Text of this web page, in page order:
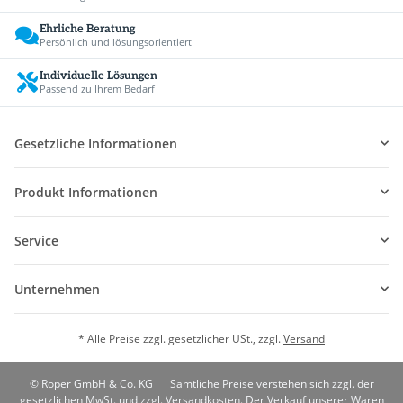
Ehrliche Beratung
Persönlich und lösungsorientiert
Individuelle Lösungen
Passend zu Ihrem Bedarf
Gesetzliche Informationen
Produkt Informationen
Service
Unternehmen
* Alle Preise zzgl. gesetzlicher USt., zzgl.Versand
© Roper GmbH & Co. KG
Sämtliche Preise verstehen sich zzgl. der
gesetzlichen MwSt. und zzgl. Versandkosten. Der Verkauf unserer Waren